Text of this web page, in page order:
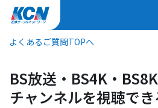
よくあるご質問TOPへ
BS放送・BS4K・
チャンネルを視聴で